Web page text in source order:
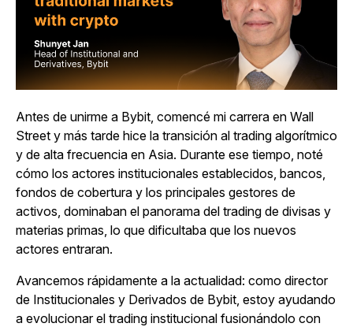
Antes de unirme a Bybit, comencé mi carrera en Wall
Street y más tarde hice la transición al trading algorítmico
y de alta frecuencia en Asia. Durante ese tiempo, noté
cómo los actores institucionales establecidos, bancos,
fondos de cobertura y los principales gestores de
activos, dominaban el panorama del trading de divisas y
materias primas, lo que dificultaba que los nuevos
actores entraran.
Avancemos rápidamente a la actualidad: como director
de Institucionales y Derivados de Bybit, estoy ayudando
a evolucionar el trading institucional fusionándolo con